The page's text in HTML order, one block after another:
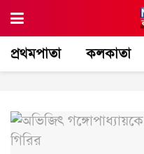
প্রথমপাতা কলকাতা